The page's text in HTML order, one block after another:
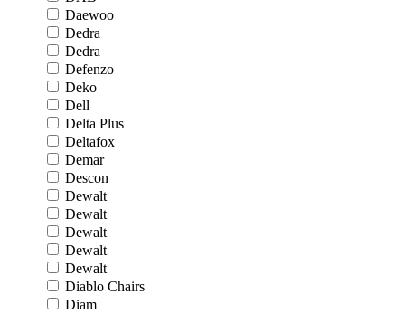
Daewoo
Dedra
Dedra
Defenzo
Deko
Dell
Delta Plus
Deltafox
Demar
Descon
Dewalt
Dewalt
Dewalt
Dewalt
Dewalt
Diablo Chairs
Diam